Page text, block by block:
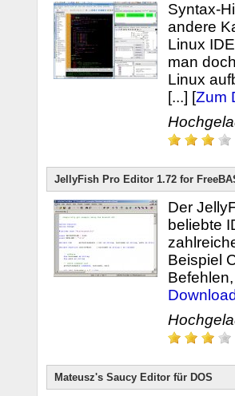
Syntax-
andere
Linux
man
Linux
[...] [Zum
JellyFish Pro Editor 1.72 for
Der
beliebte
Beispiel
Mateusz's Saucy Editor für DOS